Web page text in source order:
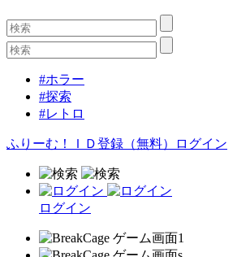
#ホラー
#探索
#レトロ
ふりーむ！ＩＤ登録（無料） ログイン
ログイン